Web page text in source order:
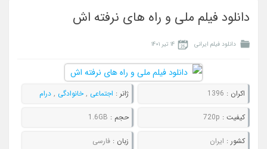
دانلود فیلم ملی و راه های نرفته اش
دانلود فیلم ایرانی ۱۴ تیر ۱۴۰۱
اکران : 1396 ژانر : اجتماعی ,خانوادگی , درام
کیفیت : 720p حجم : 1.6GB
کشور : ایران زبان : فارسی